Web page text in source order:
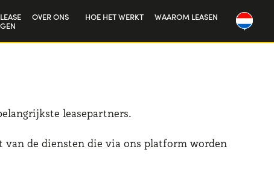
OVER ONS HOE HET WERKT WAAROM LEASEN
leasepartners.
van de diensten die via ons platform worden